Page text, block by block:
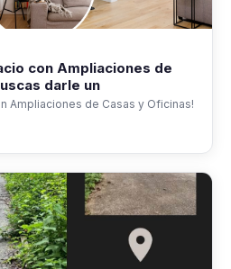
con Ampliaciones de
darle un
Ampliaciones de Casas y Oficinas!